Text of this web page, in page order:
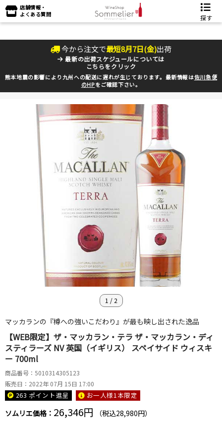
店舗情報・
よくある質問
探す
今から注文で最短8月7日(金)出荷
最新の出荷スケジュールについては
こちらをクリック
熊本地震の影響により九州への配送に遅れが生じております。最新情報は佐川急便
のHPをご確認下さい。
1 / 2
マッカランの『樽への強いこだわり』が最も映し出された逸品
【WEB限定】ザ・マッカラン・テラ ザ・マッカラン・ディ
スティラーズ NV 英国（イギリス） スペイサイド ウィスキ
ー 700ml
商品番号：5010314305123
販売日：2022年 07月 15日 17:00
263 ポイント進呈 お一人様1本限定
ソムリエ価格： 26,346円 （税込28,980円）